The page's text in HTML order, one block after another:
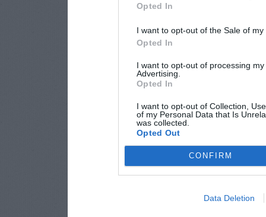
Opted In
I want to opt-out of the Sale of
Opted In
I want to opt-out of processing
Advertising.
Opted In
I want to opt-out of Collection,
of my Personal Data that Is
was collected.
Opted Out
CONFIRM
Data Deletion